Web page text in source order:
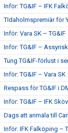
Inför: TG&IF – IFK
TIdaholmspremiär för
Inför: Vara SK – TG&IF
Inför: TG&IF –
Tung TG&IF-förlust i
Inför: TG&IF – Vara SK
Respass för TG&IF i
Inför: TG&IF – IFK
Dags att anmäla till
Inför: IFK Falköping –